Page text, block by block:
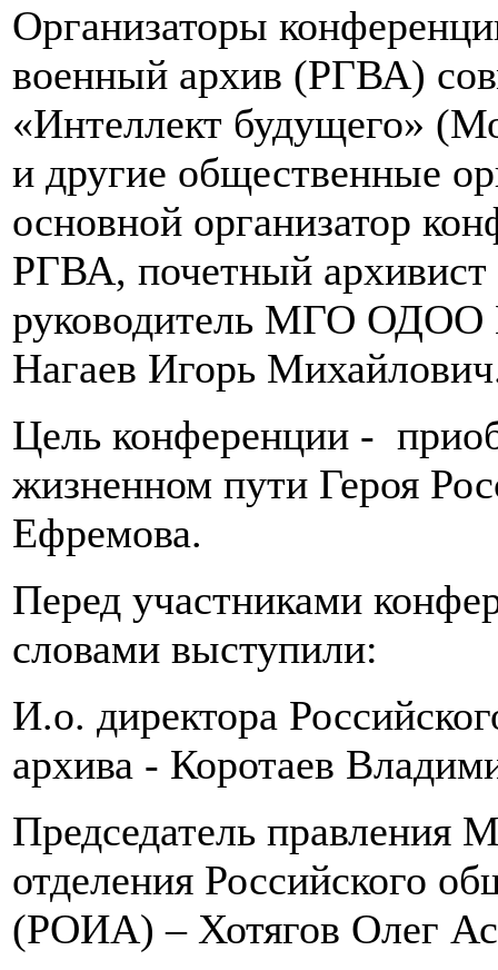
Организаторы
военный архив (РГВА)
«Интеллект будущего»
и другие общественные
основной организатор
РГВА, почетный
руководитель МГО ОДОО
Нагаев Игорь
Цель конференции -
жизненном пути Героя
Ефремова.
Перед участниками
словами выступили:
И.о. директора
архива - Коротаев
Председатель правления
отделения Российского
(РОИА) – Хотягов Олег